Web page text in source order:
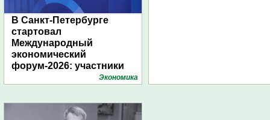
В Санкт-Петербурге
стартовал
Международный
экономический
форум-2026: участники
подготовили креативные
Экономика